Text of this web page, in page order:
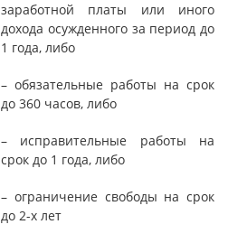
заработной платы или иного
дохода осужденного за период до
1 года, либо
– обязательные работы на срок
до 360 часов, либо
– исправительные работы на
срок до 1 года, либо
– ограничение свободы на срок
до 2-х лет